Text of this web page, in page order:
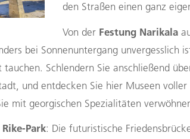
den Straßen einen ganz
Von der Festung Narikala
bei Sonnenuntergang unvergesslich
Schlendern Sie anschließend
und entdecken Sie hier Museen
mit georgischen Spezialitäten
Rike-Park: Die futuristische